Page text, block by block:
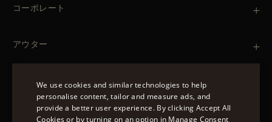
クッキーポリシー
アクセシビリティ・ステートメント
コーポレート
アウター
Men's Spring Coats
Denim Jackets for Womenフォローする
ENGLISH
We use cookies and similar technologies to help
personalise content, tailor and measure ads, and
provide a better user experience. By clicking Accept All
Cookies or by turning on an option in Manage Consent